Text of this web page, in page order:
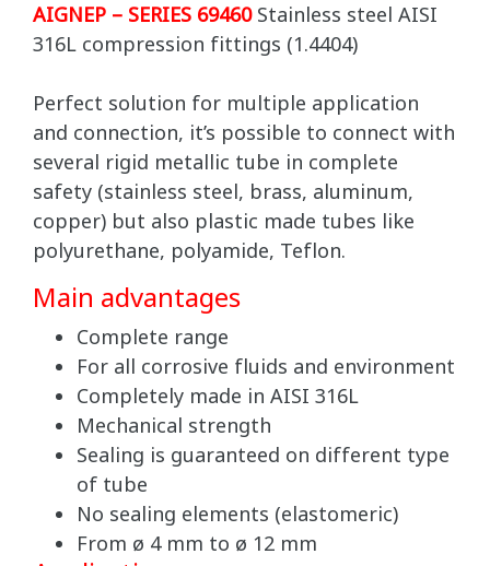
AIGNEP – SERIES 69460Stainless steel AISI
316L compression fittings (1.4404)
Perfect solution for multiple application
and connection, it’s possible to connect with
several rigid metallic tube in complete
safety (stainless steel, brass, aluminum,
copper) but also plastic made tubes like
polyurethane, polyamide, Teflon.
Main advantages
Complete range
For all corrosive fluids and environment
Completely made in AISI 316L
Mechanical strength
Sealing is guaranteed on different type
of tube
No sealing elements (elastomeric)
From ø 4 mm to ø 12 mm